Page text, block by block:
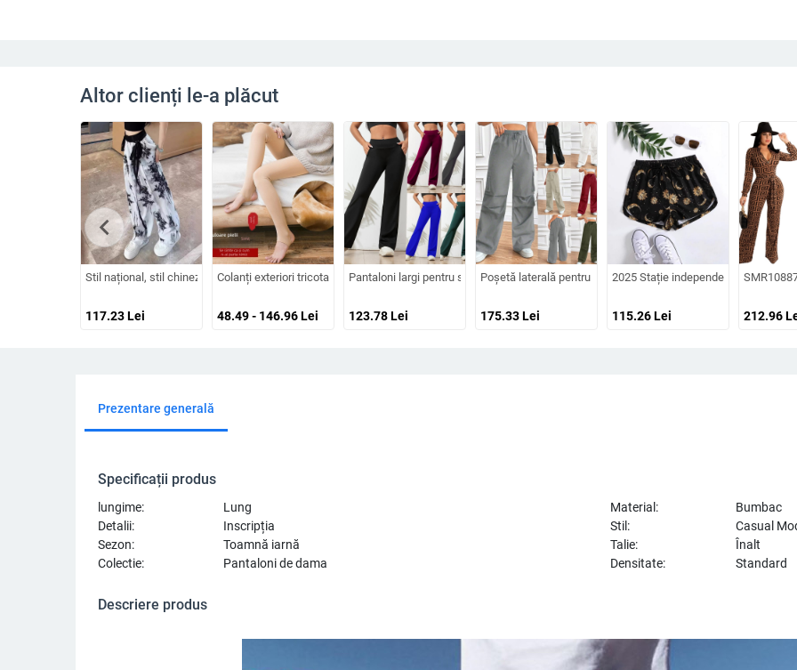
Altor clienți le-a plăcut
Stil național, stil chinezesc nou, stil bambus, pantaloni largi cu picior, cu curea din bambus pentru femei, vara 2023, subțire, culoare
117.23Lei
Colanți exteriori tricotați de înaltă elasticitate, căptușiți cu fleece, pentru toamnă și iarnă, pantaloni îngroșați dintr-o
48.49 - 146.96Lei
Pantaloni largi pentru sport, sport, yoga, alergare, fitness, sărituri, pantaloni drepți,
123.78Lei
Poșetă laterală pentru femei, nouă la modă, Joker, salopetă
175.33Lei
2025 Stație independentă
115.26Lei 212.96
chevron_left
Prezentare generală
Specificații produs
lungime: Lung Material:
Bumbac
Detalii:
Inscripția Stil:
Casual
Sezon:
Toamnă iarnă Talie:
Înalt
Colectie:
Pantaloni de dama Densitate: Standard
Descriere produs